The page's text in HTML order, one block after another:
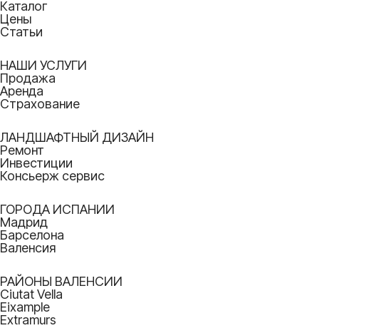
Каталог
Цены
Статьи
НАШИ УСЛУГИ
Продажа
Аренда
Страхование
ЛАНДШАФТНЫЙ ДИЗАЙН
Ремонт
Инвестиции
Консьерж сервис
ГОРОДА ИСПАНИИ
Мадрид
Барселона
Валенсия
РАЙОНЫ ВАЛЕНСИИ
Ciutat Vella
Eixample
Extramurs